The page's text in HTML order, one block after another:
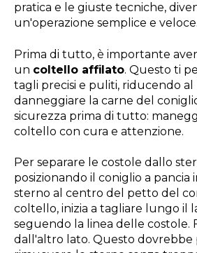
pratica e le giuste tecniche,
un'operazione semplice e veloce.
Prima di tutto, è importante
un coltello affilato. Questo ti
tagli precisi e puliti, riducendo al
danneggiare la carne del
sicurezza prima di tutto:
coltello con cura e attenzione.
Per separare le costole dallo
posizionando il coniglio a pancia
sterno al centro del petto del
coltello, inizia a tagliare lungo il
seguendo la linea delle costole.
dall'altro lato. Questo